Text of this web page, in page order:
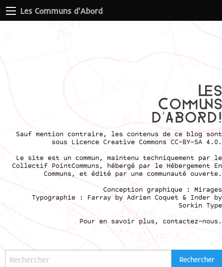
Les Communs d'Abord
Sauf mention contraire, les contenus de ce blog sont
sous Licence Creative Commons CC-BY-SA 4.0 .
Le site est un commun, maintenu techniquement par le
Collectif PointCommuns, hébergé par le Hébergement En
Communs, et édité par une communauté ouverte.
Conception graphique : Mirages
Typographie : Farray by Adrien Coquet & Inder by
Sorkin Type
Pour en savoir plus, contactez-nous .